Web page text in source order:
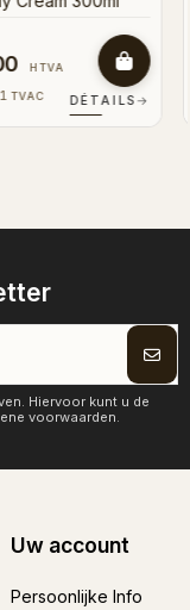
HTVA
13,31 TVAC DÉTAILS
Hiervoor kunt u de
voorwaarden.
Uw account
Persoonlijke Info